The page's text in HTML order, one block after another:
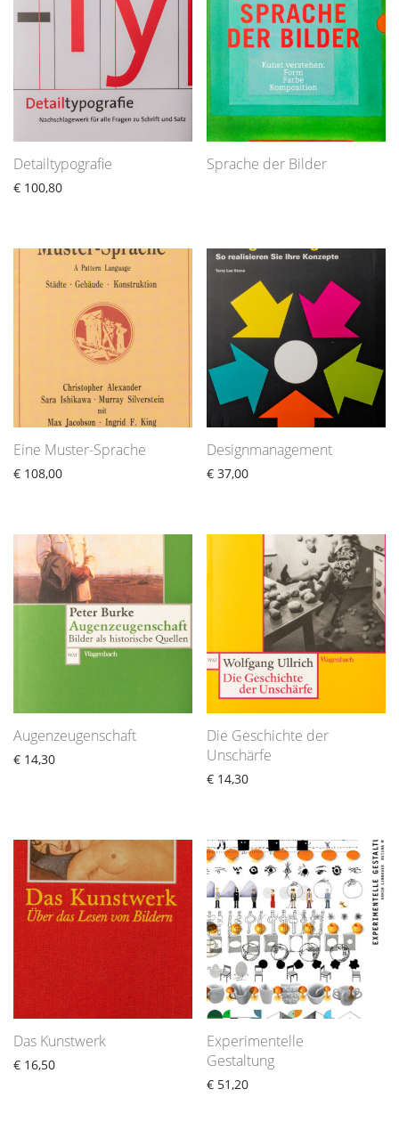
Detailtypografie
€ 100,80
Sprache der Bilder
Eine Muster-Sprache
€ 108,00
Designmanagement
€ 37,00
Augenzeugenschaft
€ 14,30
Die Geschichte der
Unschärfe
€ 14,30
Das Kunstwerk
€ 16,50
Experimentelle
Gestaltung
€ 51,20